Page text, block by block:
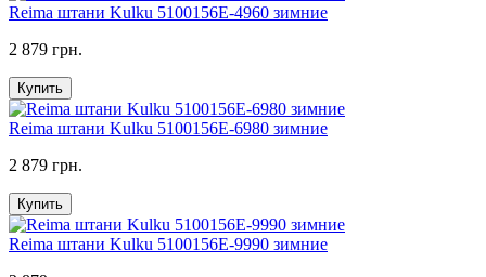
Reima штани Kulku 5100156E-4960 зимние
2 879 грн.
Купить
Reima штани Kulku 5100156E-6980 зимние
2 879 грн.
Купить
Reima штани Kulku 5100156E-9990 зимние